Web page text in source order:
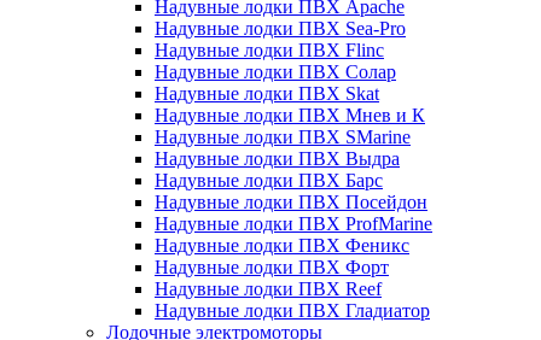
Надувные лодки ПВХ Apache
Надувные лодки ПВХ Sea-Pro
Надувные лодки ПВХ Flinc
Надувные лодки ПВХ Солар
Надувные лодки ПВХ Skat
Надувные лодки ПВХ Мнев и К
Надувные лодки ПВХ SMarine
Надувные лодки ПВХ Выдра
Надувные лодки ПВХ Барс
Надувные лодки ПВХ Посейдон
Надувные лодки ПВХ ProfMarine
Надувные лодки ПВХ Феникс
Надувные лодки ПВХ Форт
Надувные лодки ПВХ Reef
Надувные лодки ПВХ Гладиатор
Лодочные электромоторы